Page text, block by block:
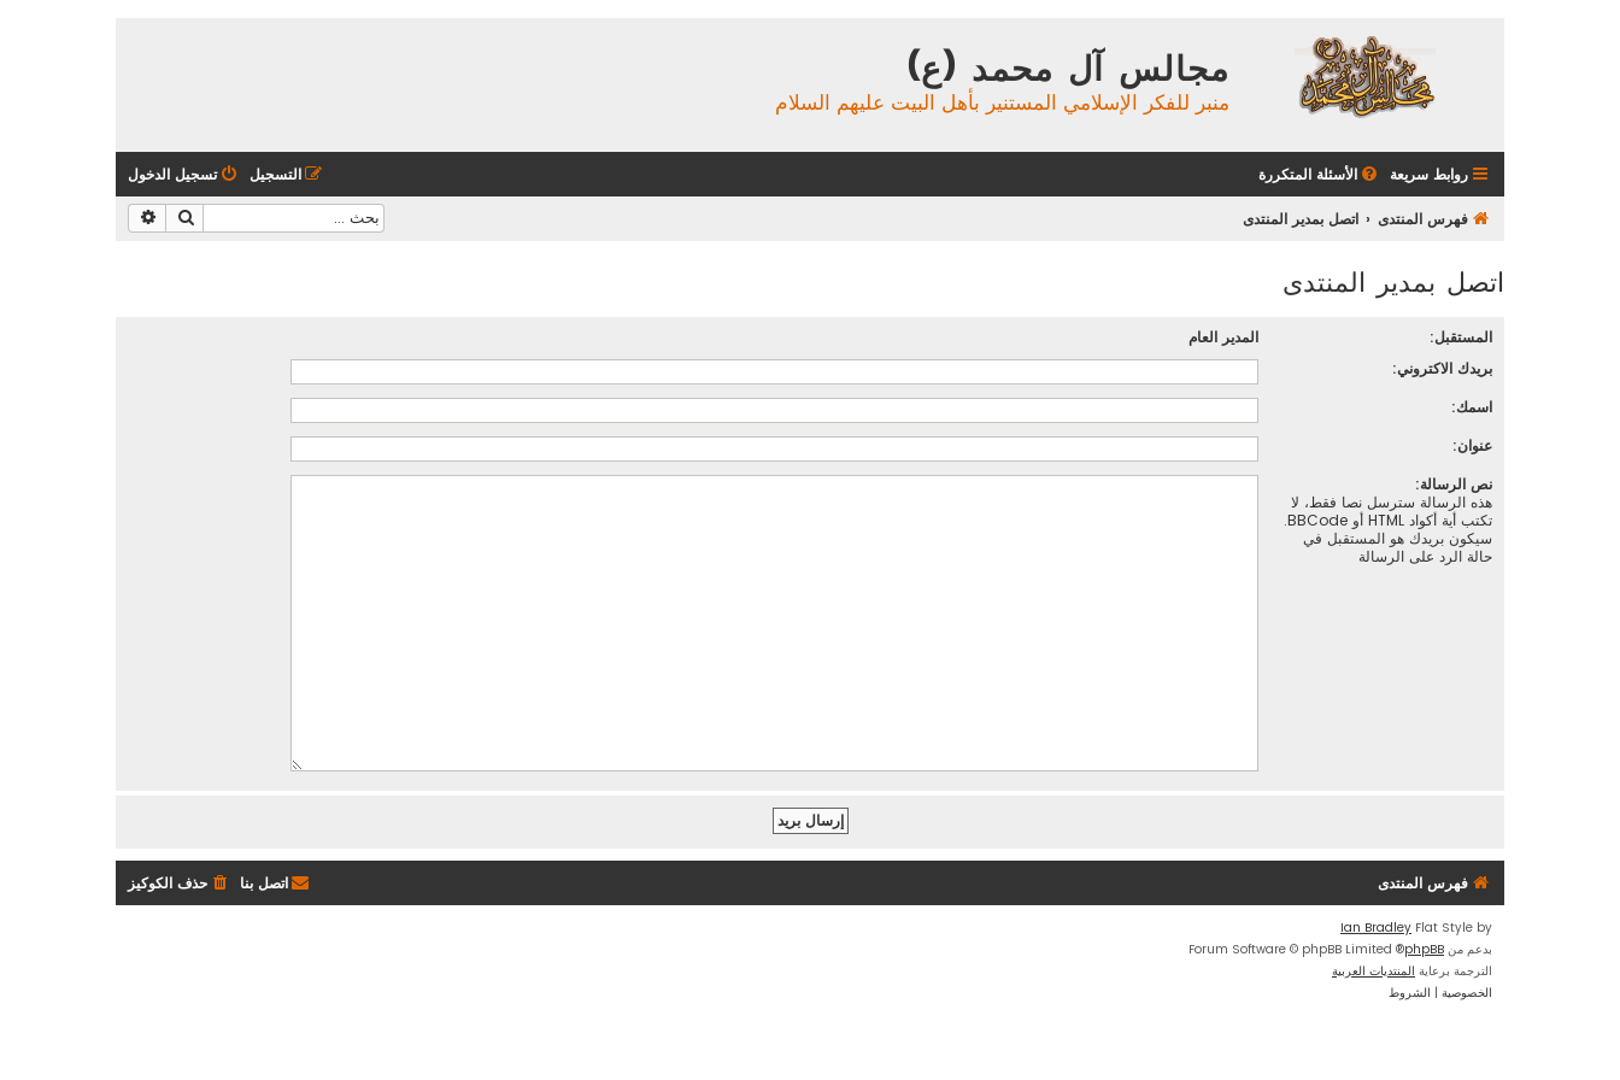
مجالس آل محمد (ع)
منبر للفكر الإسلامي المستنير بأهل البيت عليهم السلام
روابط سريعة الأسئلة المتكررة تسجيل الدخول التسجيل
فهرس المنتدى اتصل بمدير المنتدى بحث
اتصل بمدير المنتدى
المستقبل:
المدير العام
بريدك الاكتروني:
اسمك:
عنوان:
نص الرسالة:
هذه الرسالة سترسل نصا فقط، لا
تكتب أية أكواد HTML أو BBCode.
سيكون بريدك هو المستقبل في
حالة الرد على الرسالة
فهرس المنتدى حذف الكوكيز اتصل بنا
Flat Style by
Ian Bradley
بدعم من phpBB
® Forum Software © phpBB Limited
الترجمة برعاية المنتديات العربية
الخصوصية | الشروط